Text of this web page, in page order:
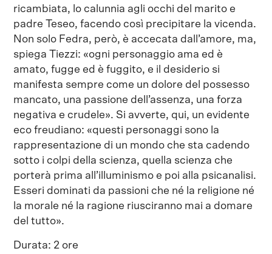
ricambiata, lo calunnia agli occhi del marito e
padre Teseo, facendo così precipitare la vicenda.
Non solo Fedra, però, è accecata dall’amore, ma,
spiega Tiezzi: «ogni personaggio ama ed è
amato, fugge ed è fuggito, e il desiderio si
manifesta sempre come un dolore del possesso
mancato, una passione dell’assenza, una forza
negativa e crudele». Si avverte, qui, un evidente
eco freudiano: «questi personaggi sono la
rappresentazione di un mondo che sta cadendo
sotto i colpi della scienza, quella scienza che
porterà prima all’illuminismo e poi alla psicanalisi.
Esseri dominati da passioni che né la religione né
la morale né la ragione riusciranno mai a domare
del tutto».
Durata: 2 ore